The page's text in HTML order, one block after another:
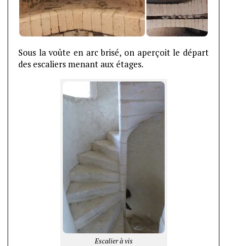
Sous la voûte en arc brisé, on aperçoit le départ
des escaliers menant aux étages.
Escalier à vis